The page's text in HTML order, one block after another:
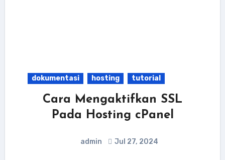
dokumentasi hosting tutorial
Cara Mengaktifkan SSL
Pada Hosting cPanel
admin Jul 27, 2024